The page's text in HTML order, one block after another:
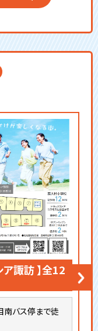
諏訪 】全12
バス停まで徒